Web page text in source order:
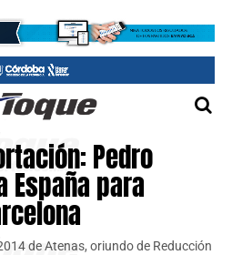
Pedro
España para
de Atenas, oriundo de Reducción